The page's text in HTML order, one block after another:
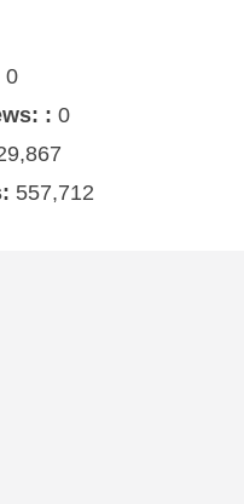
0
: 0
557,712